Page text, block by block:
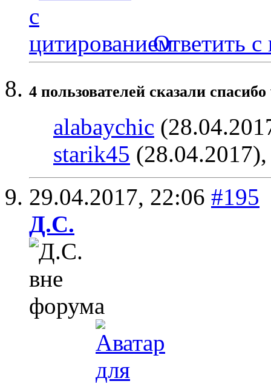
Ответить с
4 пользователей сказали
alabaychic
starik45
29.04.2017, 22:06 #195
Д.С.